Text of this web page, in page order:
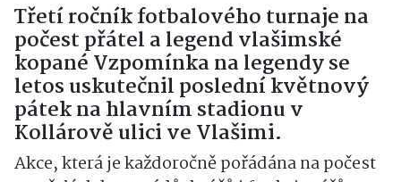
Třetí ročník fotbalového turnaje na
počest přátel a legend vlašimské
kopanéVzpomínka na legendyse
letos uskutečnil poslední květnový
pátek na hlavním stadionu v
Kollárově ulici ve Vlašimi.
Akce, která je každoročně pořádána na počest